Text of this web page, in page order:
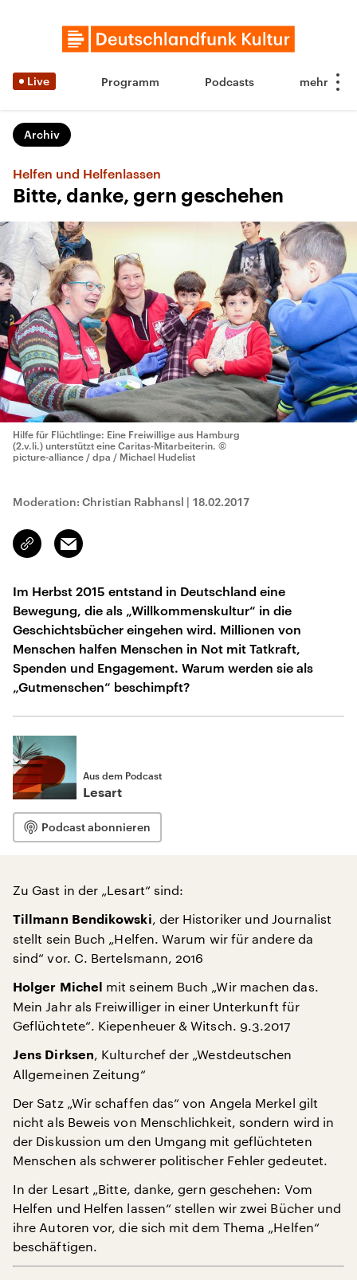
Live Programm Podcasts
Archiv
Helfen und Helfenlassen
Bitte, danke, gern geschehen
Hilfe für Flüchtlinge: Eine Freiwillige aus Hamburg
(2.v.li.) unterstützt eine Caritas-Mitarbeiterin. ©
picture-alliance / dpa / Michael Hudelist
Moderation: Christian Rabhansl | 18.02.2017
Link
kopieren/teilen
Email
Im Herbst 2015 entstand in Deutschland eine
Bewegung, die als „Willkommenskultur“ in die
Geschichtsbücher eingehen wird. Millionen von
Menschen halfen Menschen in Not mit Tatkraft,
Spenden und Engagement. Warum werden sie als
„Gutmenschen“ beschimpft?
Aus dem Podcast
Lesart
Podcast abonnieren
Zu Gast in der „Lesart“ sind:
Tillmann Bendikowski, der Historiker und Journalist
stellt sein Buch „Helfen. Warum wir für andere da
sind“ vor. C. Bertelsmann, 2016
Holger Michel
mit seinem Buch „Wir machen das.
Mein Jahr als Freiwilliger in einer Unterkunft für
Geflüchtete“. Kiepenheuer & Witsch. 9.3.2017
Jens Dirksen, Kulturchef der „Westdeutschen
Allgemeinen Zeitung“
Der Satz „Wir schaffen das“ von Angela Merkel gilt
nicht als Beweis von Menschlichkeit, sondern wird in
der Diskussion um den Umgang mit geflüchteten
Menschen als schwerer politischer Fehler gedeutet.
In der Lesart „Bitte, danke, gern geschehen: Vom
Helfen und Helfen lassen“ stellen wir zwei Bücher und
ihre Autoren vor, die sich mit dem Thema „Helfen“
beschäftigen.